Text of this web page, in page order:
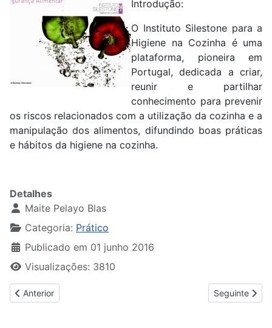
Introdução:
O Instituto Silestone para a
Higiene na Cozinha é uma
plataforma, pioneira em
Portugal, dedicada a criar,
reunir e partilhar
conhecimento para prevenir
os riscos relacionados com a utilização da cozinha e a
manipulação dos alimentos, difundindo boas práticas
e hábitos da higiene na cozinha.
Detalhes
Maite Pelayo Blas
Categoria: Prático
Publicado em 01 junho 2016
Visualizações: 3810
Artigo anterior: Artes de Sempre - Livro Um e Livro Dois
Anterior Artigo
Seguinte